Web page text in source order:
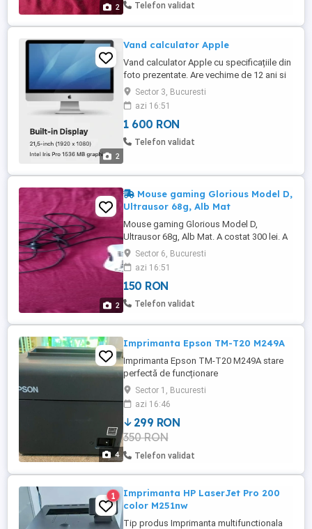
2 Telefon validat
2
Vand calculator Apple
Vand calculator Apple cu specificațiile din
foto prezentate. Are vechime de 12 ani si
este in buna stare de funcționare. Pot
completa cu o tastatura noua dar fără
mouse.
Sector 3, Bucuresti
azi 16:51
1 600 RON
Telefon validat
2
Mouse gaming Glorious Model D,
Ultrausor 68g, Alb Mat
Mouse gaming Glorious Model D,
Ultrausor 68g, Alb Mat. A costat 300 lei. A
fost folosit aproximativ 1 lună.
Sector 6, Bucuresti
azi 16:51
150 RON
Telefon validat
4
Imprimanta Epson TM-T20 M249A
Imprimanta Epson TM-T20 M249A stare
perfectă de funcționare
Sector 1, Bucuresti
azi 16:46
299 RON
350 RON
Telefon validat
1
Imprimanta HP LaserJet Pro 200
color M251nw
Tip produs Imprimanta multifunctionala